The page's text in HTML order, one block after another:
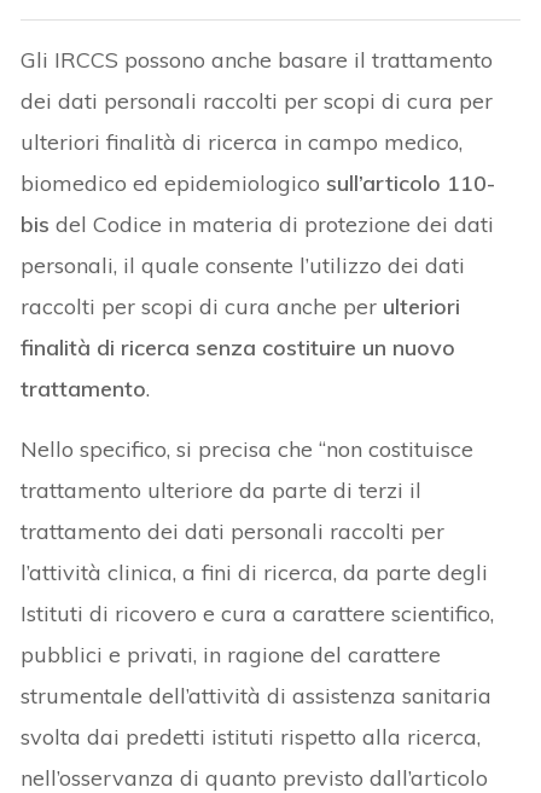
Gli IRCCS possono anche basare il trattamento
dei dati personali raccolti per scopi di cura per
ulteriori finalità di ricerca in campo medico,
biomedico ed epidemiologico sull’articolo 110-
bis del Codice in materia di protezione dei dati
personali, il quale consente l’utilizzo dei dati
raccolti per scopi di cura anche per ulteriori
finalità di ricerca senza costituire un nuovo
trattamento.
Nello specifico, si precisa che “non costituisce
trattamento ulteriore da parte di terzi il
trattamento dei dati personali raccolti per
l’attività clinica, a fini di ricerca, da parte degli
Istituti di ricovero e cura a carattere scientifico,
pubblici e privati, in ragione del carattere
strumentale dell’attività di assistenza sanitaria
svolta dai predetti istituti rispetto alla ricerca,
nell’osservanza di quanto previsto dall’articolo